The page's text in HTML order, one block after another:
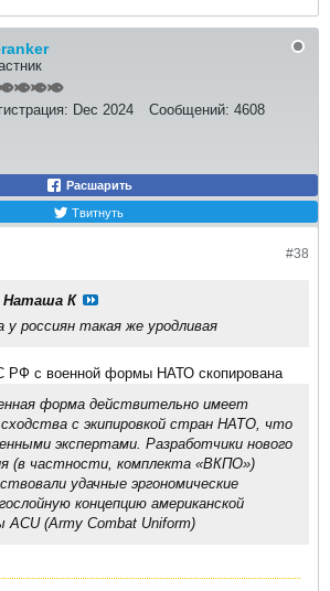
Dec 2024 Сообщений: 4608
Расшарить
Твитнуть
#38
Наташа К
россиян такая же уродливая
РФ с военной формы НАТО скопирована
форма действительно имеет
с экипировкой стран НАТО, что
экспертами. Разработчики нового
(в частности, комплекта «ВКПО»)
удачные эргономические
концепцию американской
ACU(Army Combat Uniform)​